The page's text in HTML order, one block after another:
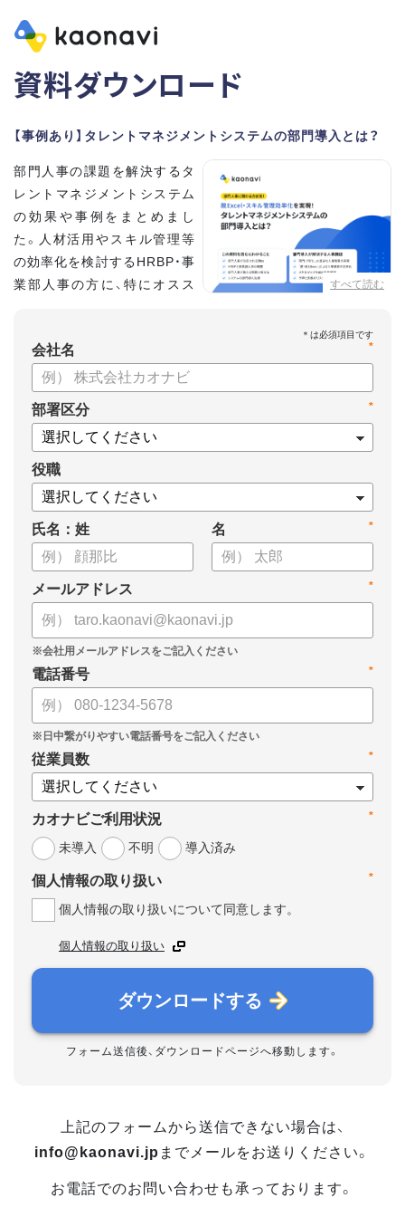
資料ダウンロード
【事例あり】タレントマネジメントシステムの部門導入とは？
すべて読む
部門人事の課題を解決するタ
レントマネジメントシステム
の効果や事例をまとめまし
た。人材活用やスキル管理等
の効率化を検討するHRBP・事
業部人事の方に、特にオスス
【資料の内容】
・部門人事が抱える問題とその解決法
・タレントマネジメントシステムの部門導入するメリット
・スキル管理をはじめとする企業のシステム活用事例
*
会社名
*
部署区分
役職
氏名：姓 *
名
*
メールアドレス
*
電話番号
*
従業員数
*
カオナビご利用状況
未導入
不明 導入済み
*
個人情報の取り扱い
個人情報の取り扱いについて同意します。
個人情報の取り扱い
ダウンロードする
フォーム送信後、ダウンロードページへ移動します。
上記のフォームから送信できない場合は、
info@kaonavi.jp までメールをお送りください。
お電話でのお問い合わせも承っております。